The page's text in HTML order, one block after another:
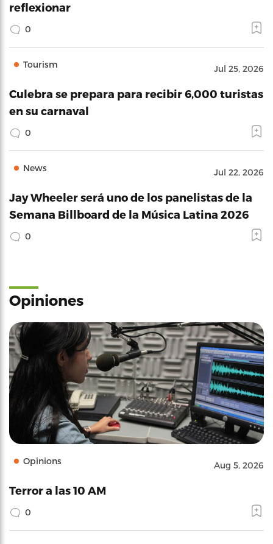
reflexionar
0
Tourism Jul 25, 2026
Culebra se prepara para recibir 6,000 turistas
en su carnaval
0
News Jul 22, 2026
Jay Wheeler será uno de los panelistas de la
Semana Billboard de la Música Latina 2026
0
Opiniones
Opinions Aug 5, 2026
Terror a las 10 AM
0